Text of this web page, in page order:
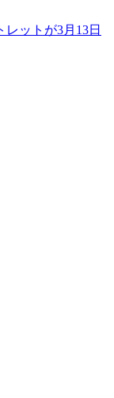
レットが3月13日